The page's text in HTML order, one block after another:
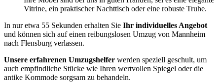
Vitrine, ein praktischer Nachttisch oder eine robuste Truhe.
In nur etwa 55 Sekunden erhalten Sie Ihr individuelles Angebot
und können sich auf einen reibungslosen Umzug von Mannheim
nach Flensburg verlassen.
Unsere erfahrenen Umzugshelfer werden speziell geschult, um
auch empfindliche Stücke wie Ihren wertvollen Spiegel oder die
antike Kommode sorgsam zu behandeln.